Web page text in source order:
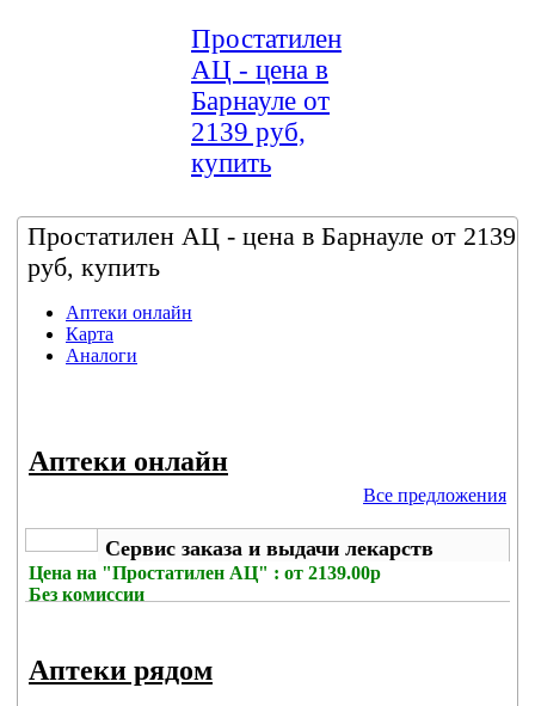
Простатилен
АЦ - цена в
Барнауле от
2139 руб,
купить
Простатилен АЦ - цена в Барнауле от 2139
руб, купить
Аптеки онлайн
Карта
Аналоги
Аптеки онлайн
Все предложения
Сервис заказа и выдачи лекарств
Цена на "Простатилен АЦ" : от 2139.00р
Без комиссии
Аптеки рядом